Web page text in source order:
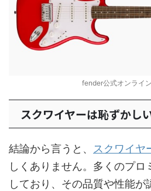
fender公式オンライ
スクワイヤーは恥ずかし
結論から言うと、 スクワイヤ
しくありません。多くのプロ
しており、その品質や性能が